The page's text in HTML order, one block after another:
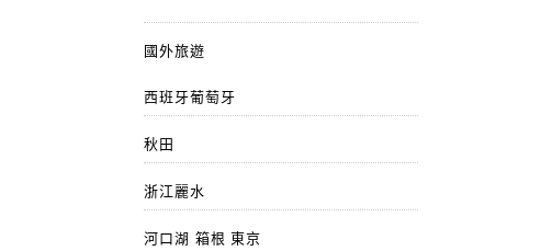
國外旅遊
西班牙葡萄牙
秋田
浙江麗水
河口湖 箱根 東京